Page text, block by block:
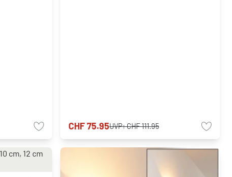
CHF 75.95UVP:CHF 111.95